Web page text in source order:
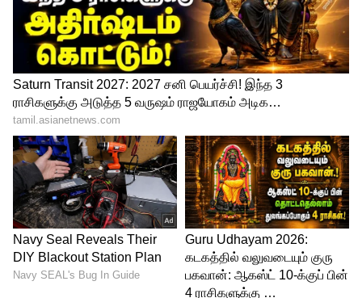
இன்று செவ்வாய்க்கிழமை, பிரதமர் மோடி
தனது வேட்புமனு தாக்கல் செய்ய
வாரணாசி மாவட்ட ஆட்சியர்
அலுவலகத்திற்குச் சென்றபோது, ​​அவருடன்
பா.ஜ.க. மத்திய உள்துறை அமைச்சர் அமித்
ஷா, உத்தரபிரதேச முதல்வர் யோகி
ஆதித்யநாத், பாஜக தலைவர் ஜேபி நட்டா
உள்ளிட்ட தலைவர்கள் அவருடன்
காணப்பட்டனர் என்பது குறிப்பிடத்தக்கது.
ரேபரேலி உள்ளூர் சலூன் கடையில்
தாடியை ட்ரிம் செய்த ராகுல் காந்தி!